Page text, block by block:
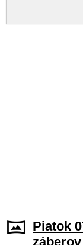
Piatok
záberov